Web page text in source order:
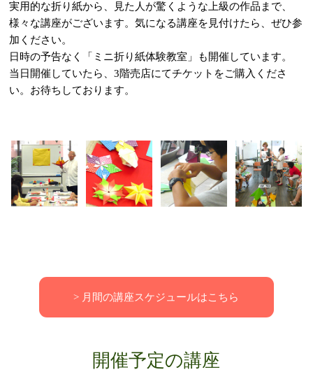
実用的な折り紙から、見た人が驚くような上級の作品まで、
様々な講座がございます。気になる講座を見付けたら、ぜひ参
加ください。
日時の予告なく「ミニ折り紙体験教室」も開催しています。
当日開催していたら、3階売店にてチケットをご購入くださ
い。お待ちしております。
> 月間の講座スケジュールはこちら
開催予定の講座